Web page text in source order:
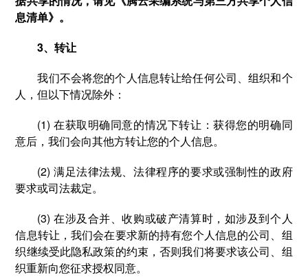
息清单》。
3、转让
我们不会将您的个人信息转让给任何公司、组织和个
人，但以下情况除外：
(1) 在获取明确同意的情况下转让：获得您的明确同
意后，我们会向其他方转让您的个人信息。
(2) 满足法律法规、法律程序的要求或强制性的政府
要求或司法裁定。
(3) 在涉及合并、收购或破产清算时，如涉及到个人
信息转让，我们会在要求新的持有您个人信息的公司、组
织继续受此隐私政策的约束，否则我们将要求该公司、组
织重新向您征求授权同意。